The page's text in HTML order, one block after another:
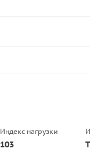
Индекс нагрузки
103 T